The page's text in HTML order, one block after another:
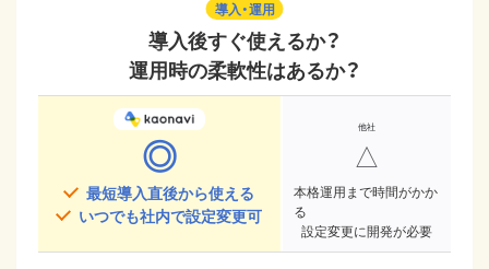
導入・運用
導入後すぐ使えるか？
運用時の柔軟性はあるか？
◎
最短導入直後から使える
いつでも社内で設定変更可
△
本格運用まで時間がかか
る
設定変更に開発が必要